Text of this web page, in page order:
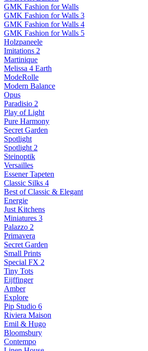
GMK Fashion for Walls
GMK Fashion for Walls 3
GMK Fashion for Walls 4
GMK Fashion for Walls 5
Holzpaneele
Imitations 2
Martinique
Melissa 4 Earth
ModeRolle
Modern Balance
Opus
Paradisio 2
Play of Light
Pure Harmony
Secret Garden
Spotlight
Spotlight 2
Steinoptik
Versailles
Essener Tapeten
Classic Silks 4
Best of Classic & Elegant
Energie
Just Kitchens
Miniatures 3
Palazzo 2
Primavera
Secret Garden
Small Prints
Special FX 2
Tiny Tots
Eijffinger
Amber
Explore
Pip Studio 6
Riviera Maison
Emil & Hugo
Bloomsbury
Contempo